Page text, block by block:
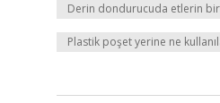
Derin dondurucuda etlerin
Plastik poşet yerine ne